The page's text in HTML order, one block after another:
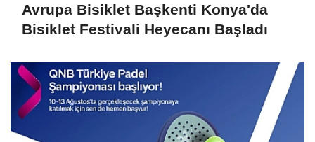
Avrupa Bisiklet Başkenti Konya'da
Bisiklet Festivali Heyecanı Başladı